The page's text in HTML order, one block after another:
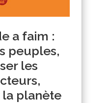
a faim :
peuples,
les
planète